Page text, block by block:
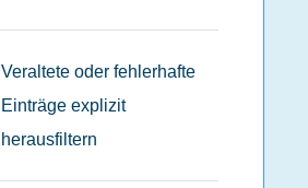
Veraltete oder fehlerhafte
Einträge explizit
herausfiltern